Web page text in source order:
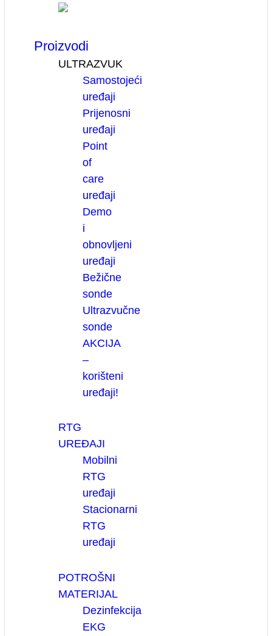
Proizvodi
ULTRAZVUK
Samostojeći
uređaji
Prijenosni
uređaji
Point
of
care
uređaji
Demo
i
obnovljeni
uređaji
Bežične
sonde
Ultrazvučne
sonde
AKCIJA
–
korišteni
uređaji!
RTG
UREĐAJI
Mobilni
RTG
uređaji
Stacionarni
RTG
uređaji
POTROŠNI
MATERIJAL
Dezinfekcija
EKG